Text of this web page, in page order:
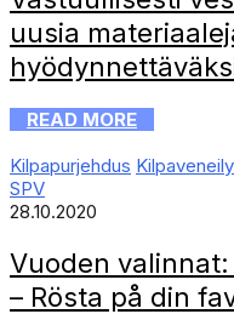
uusia
READ MORE
Kilpapurjehdus Kilpaveneily
SPV
28.10.2020
Vuoden
– Rösta på din